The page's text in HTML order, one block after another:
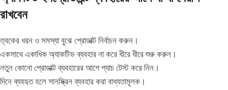
রাখবেন
ত্বকের ধরন ও সমস্যা বুঝে প্রোডাক্ট নির্বাচন করুন।
একসাথে একাধিক অ্যাকটিভ ব্যবহার না করে ধীরে ধীরে শুরু করুন।
নতুন কোনো প্রোডাক্ট ব্যবহারের আগে প্যাচ টেস্ট করে নিন।
দিনে ব্যবহৃত হলে সানস্ক্রিন ব্যবহার করা বাধ্যতামূলক।